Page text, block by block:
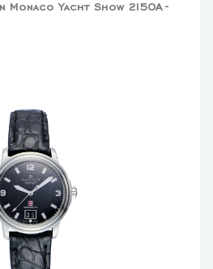
Monaco Yacht Show 2150A-